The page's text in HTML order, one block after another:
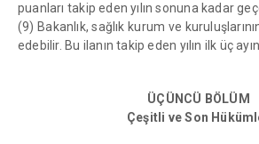
puanları takip eden yılın sonuna kadar
(9) Bakanlık, sağlık kurum ve
edebilir. Bu ilanın takip eden yılın ilk üç
ÜÇÜNCÜ BÖLÜM
Çeşitli ve Son